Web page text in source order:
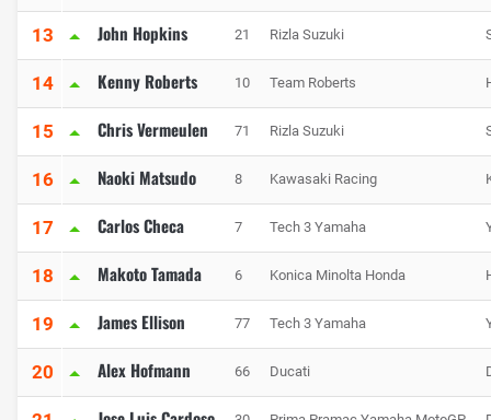
13 John Hopkins 21 Rizla Suzuki
14 Kenny Roberts 10 Team Roberts
15 Chris Vermeulen 71 Rizla Suzuki
16 Naoki Matsudo 8 Kawasaki Racing
17 Carlos Checa 7 Tech 3 Yamaha
18 Makoto Tamada 6 Konica Minolta Honda
19 James Ellison 77 Tech 3 Yamaha
20 Alex Hofmann 66 Ducati